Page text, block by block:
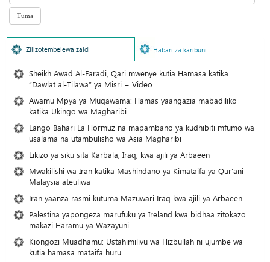
Zilizotembelewa zaidi Habari za karibuni
Sheikh Awad Al-Faradi, Qari mwenye kutia Hamasa katika
“Dawlat al-Tilawa” ya Misri + Video
Awamu Mpya ya Muqawama: Hamas yaangazia mabadiliko
katika Ukingo wa Magharibi
Lango Bahari La Hormuz na mapambano ya kudhibiti mfumo wa
usalama na utambulisho wa Asia Magharibi
Likizo ya siku sita Karbala, Iraq, kwa ajili ya Arbaeen
Mwakilishi wa Iran katika Mashindano ya Kimataifa ya Qur’ani
Malaysia ateuliwa
Iran yaanza rasmi kutuma Mazuwari Iraq kwa ajili ya Arbaeen
Palestina yapongeza marufuku ya Ireland kwa bidhaa zitokazo
makazi Haramu ya Wazayuni
Kiongozi Muadhamu: Ustahimilivu wa Hizbullah ni ujumbe wa
kutia hamasa mataifa huru